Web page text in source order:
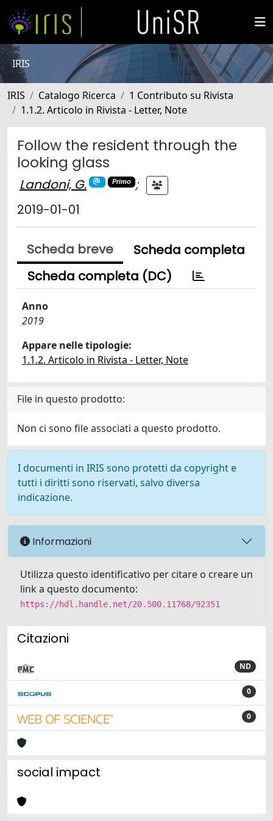
IRIS
IRIS Catalogo Ricerca
1 Contributo su Rivista
1.1.2. Articolo in Rivista - Letter, Note
Follow the resident through the
looking glass
Landoni, G. Primo
;
2019-01-01
Scheda breve
Scheda completa
Scheda completa (DC)
Anno
2019
Appare nelle tipologie:
1.1.2. Articolo in Rivista - Letter, Note
File in questo prodotto:
Non ci sono file associati a questo prodotto.
I documenti in IRIS sono protetti da copyright e
tutti i diritti sono riservati, salvo diversa
indicazione.
Informazioni
Utilizza questo identificativo per citare o creare un
link a questo documento:
https://hdl.handle.net/20.500.11768/92351
Citazioni
ND
0
0
social impact